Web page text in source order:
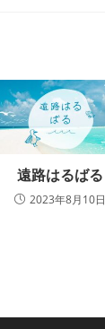
遠路はるばる
2023年8月10日